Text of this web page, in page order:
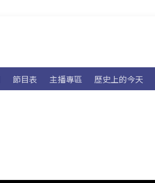
節目表 主播專區 歷史上的今天